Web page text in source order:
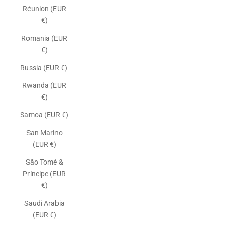
Réunion (EUR
€)
Romania (EUR
€)
Russia (EUR €)
Rwanda (EUR
€)
Samoa (EUR €)
San Marino
(EUR €)
São Tomé &
Príncipe (EUR
€)
Saudi Arabia
(EUR €)